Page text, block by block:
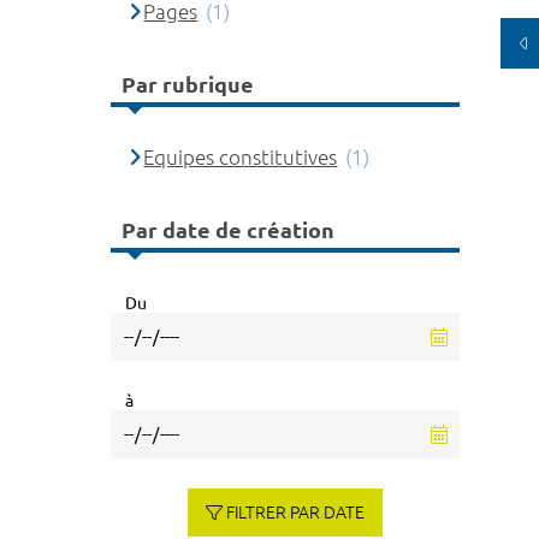
Pages (1)
Par rubrique
Equipes constitutives (1)
Par date de création
Du
à
FILTRER PAR DATE